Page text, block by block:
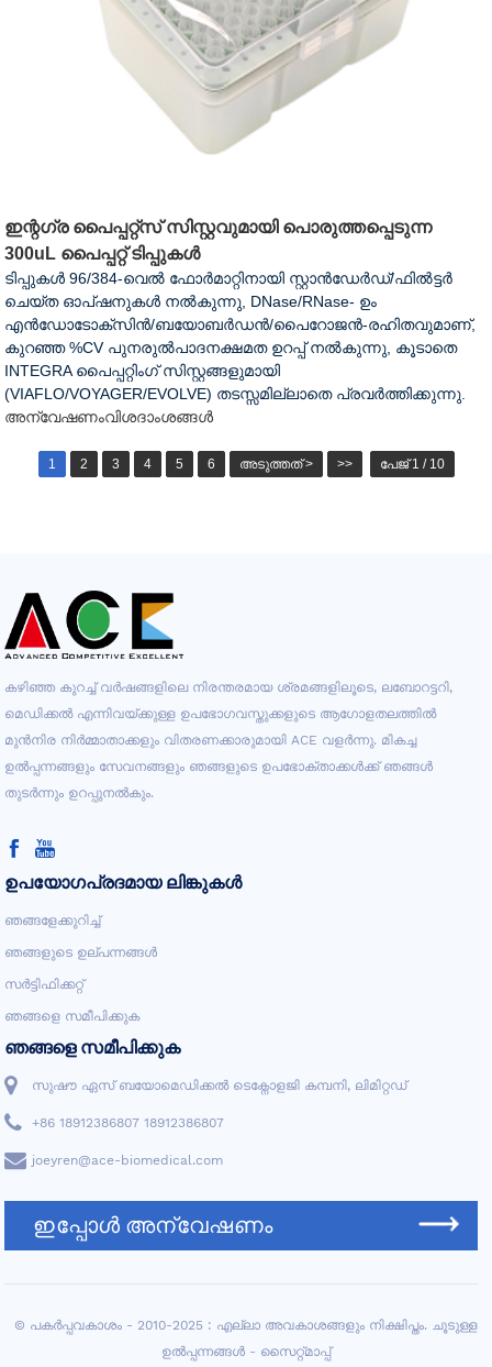
ഇന്റഗ്ര പൈപ്പറ്റ്സ് സിസ്റ്റവുമായി പൊരുത്തപ്പെടുന്ന
300uL പൈപ്പറ്റ് ടിപ്പുകൾ
ടിപ്പുകൾ 96/384-വെൽ ഫോർമാറ്റിനായി സ്റ്റാൻഡേർഡ്/ഫിൽട്ടർ
ചെയ്ത ഓപ്ഷനുകൾ നൽകുന്നു, DNase/RNase- ഉം
എൻഡോടോക്സിൻ/ബയോബർഡൻ/പൈറോജൻ-രഹിതവുമാണ്,
കുറഞ്ഞ %CV പുനരുൽപാദനക്ഷമത ഉറപ്പ് നൽകുന്നു, കൂടാതെ
INTEGRA പൈപ്പറ്റിംഗ് സിസ്റ്റങ്ങളുമായി
(VIAFLO/VOYAGER/EVOLVE) തടസ്സമില്ലാതെ പ്രവർത്തിക്കുന്നു.
അന്വേഷണംവിശദാംശങ്ങൾ
1 2 3 4 5 6 അടുത്തത് > >> പേജ് 1 / 10
കഴിഞ്ഞ കുറച്ച് വർഷങ്ങളിലെ നിരന്തരമായ ശ്രമങ്ങളിലൂടെ, ലബോറട്ടറി,
മെഡിക്കൽ എന്നിവയ്ക്കുള്ള ഉപഭോഗവസ്തുക്കളുടെ ആഗോളതലത്തിൽ
മുൻനിര നിർമ്മാതാക്കളും വിതരണക്കാരുമായി ACE വളർന്നു. മികച്ച
ഉൽപ്പന്നങ്ങളും സേവനങ്ങളും ഞങ്ങളുടെ ഉപഭോക്താക്കൾക്ക് ഞങ്ങൾ
തുടർന്നും ഉറപ്പുനൽകും.
ഉപയോഗപ്രദമായ ലിങ്കുകൾ
ഞങ്ങളേക്കുറിച്ച്
ഞങ്ങളുടെ ഉല്പന്നങ്ങൾ
സർട്ടിഫിക്കറ്റ്
ഞങ്ങളെ സമീപിക്കുക
ഞങ്ങളെ സമീപിക്കുക
സുഷൗ ഏസ് ബയോമെഡിക്കൽ ടെക്നോളജി കമ്പനി, ലിമിറ്റഡ്
+86 18912386807 18912386807
joeyren@ace-biomedical.com
ഇപ്പോൾ അന്വേഷണം
© പകർപ്പവകാശം - 2010-2025 : എല്ലാ അവകാശങ്ങളും നിക്ഷിപ്തം. ചൂടുള്ള
ഉൽപ്പന്നങ്ങൾ - സൈറ്റ്മാപ്പ്